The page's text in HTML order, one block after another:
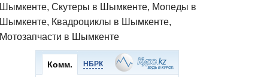
Шымкенте, Скутеры в Шымкенте, Мопеды в
Шымкенте, Квадроциклы в Шымкенте,
Мотозапчасти в Шымкенте